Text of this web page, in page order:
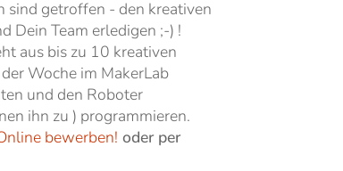
getroffen - den kreativen
Dein Team erledigen ;-) !
aus bis zu 10 kreativen
Woche im MakerLab
und den Roboter
ihn zu ) programmieren.
bewerben! oder per